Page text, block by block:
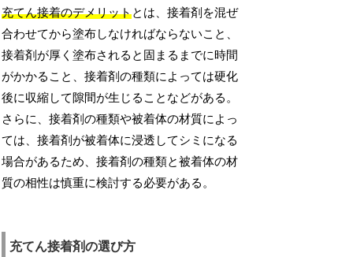
充てん接着のデメリットとは、接着剤を混ぜ
合わせてから塗布しなければならないこと、
接着剤が厚く塗布されると固まるまでに時間
がかかること、接着剤の種類によっては硬化
後に収縮して隙間が生じることなどがある。
さらに、接着剤の種類や被着体の材質によっ
ては、接着剤が被着体に浸透してシミになる
場合があるため、接着剤の種類と被着体の材
質の相性は慎重に検討する必要がある。
充てん接着剤の選び方